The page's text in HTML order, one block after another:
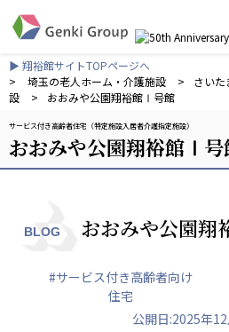
介護・福祉
社会福祉法人 元気村グループ
社会福祉法人元気村
社会福祉法人長寿の森
株式会社 サンガジャパン
株式会社日本遮蔽技研
▶ 翔裕館サイトTOPページへ
>
埼玉の老人ホーム・介護施設 >
さい
設
> おおみや公園翔裕館Ⅰ号館
サービス付き高齢者住宅（特定施設入居者介護指定施設）
おおみや公園翔裕館Ⅰ号
BLOG おおみや公園
#サービス付き高齢者向け
住宅
公開日:2025年